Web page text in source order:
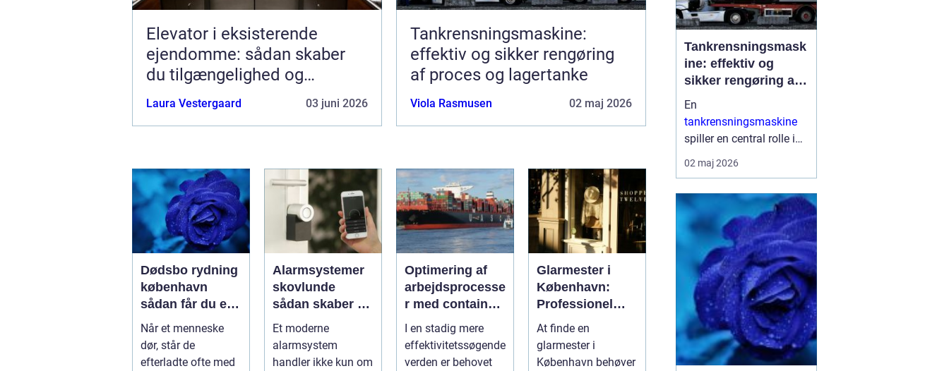
Elevator i eksisterende
ejendomme: sådan skaber
du tilgængelighed og
merværdi
Laura Vestergaard 03 juni 2026
Tankrensningsmaskine:
effektiv og sikker rengøring
af proces og lagertanke
Viola Rasmusen 02 maj 2026
Dødsbo rydning
københavn
sådan får du en
tryg og effektiv
løsning
Når et menneske
dør, står de
efterladte ofte med
Alarmsystemer
skovlunde
sådan skaber du
tryghed i
hverdagen
Et moderne
alarmsystem
handler ikke kun om
Optimering af
arbejdsprocesse
r med container
tilter
I en stadig mere
effektivitetssøgende
verden er behovet
Glarmester i
København:
Professionel
løsning til alle
behov
At finde en
glarmester i
København behøver
Tankrensningsmask
ine: effektiv og
sikker rengøring af
proces og
lagertanke
En
tankrensningsmaskine
spiller en central rolle i
mange industrier, hvor
hygiejne, sikkerhed og
Når tanke bruges til
fødevarer, pharma, kemi
eller på skibe, sti...
02 maj 2026